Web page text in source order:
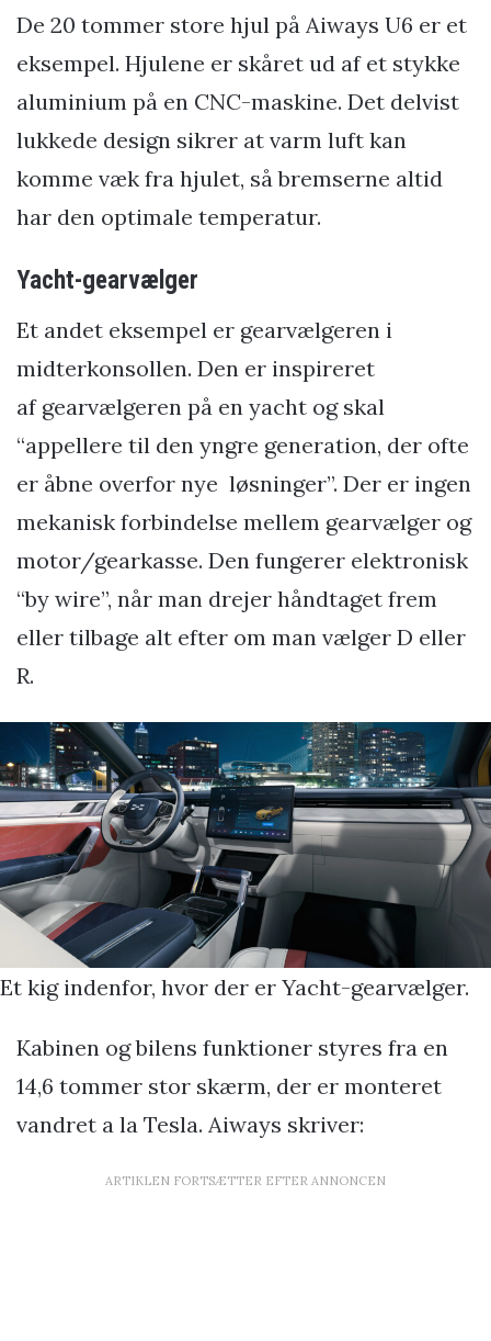
De 20 tommer store hjul på Aiways U6 er et
eksempel. Hjulene er skåret ud af et stykke
aluminium på en CNC-maskine. Det delvist
lukkede design sikrer at varm luft kan
komme væk fra hjulet, så bremserne altid
har den optimale temperatur.
Yacht-gearvælger
Et andet eksempel er gearvælgeren i
midterkonsollen. Den er inspireret
af gearvælgeren på en yacht og skal
“appellere til den yngre generation, der ofte
er åbne overfor nye løsninger”. Der er ingen
mekanisk forbindelse mellem gearvælger og
motor/gearkasse. Den fungerer elektronisk
“by wire”, når man drejer håndtaget frem
eller tilbage alt efter om man vælger D eller
R.
Et kig indenfor, hvor der er Yacht-gearvælger.
Kabinen og bilens funktioner styres fra en
14,6 tommer stor skærm, der er monteret
vandret a la Tesla. Aiways skriver:
ARTIKLEN FORTSÆTTER EFTER ANNONCEN